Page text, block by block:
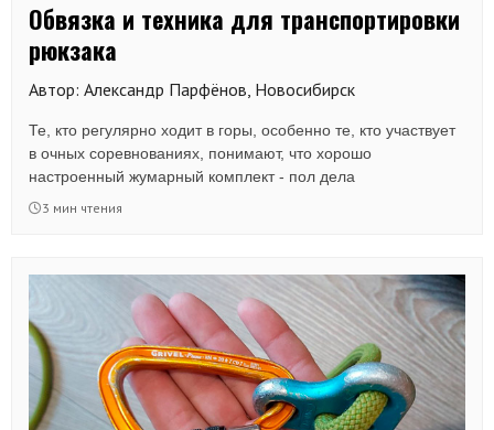
Обвязка и техника для транспортировки
рюкзака
Автор: Александр Парфёнов, Новосибирск
Те, кто регулярно ходит в горы, особенно те, кто участвует
в очных соревнованиях, понимают, что хорошо
настроенный жумарный комплект - пол дела
3 мин чтения